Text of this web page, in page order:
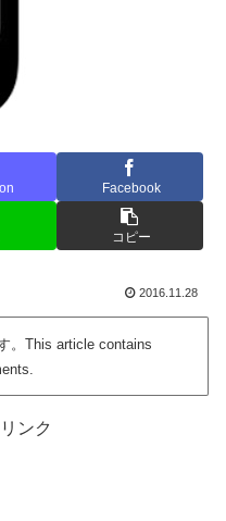
Facebook
コピー
2016.11.28
。This article contains
ンク